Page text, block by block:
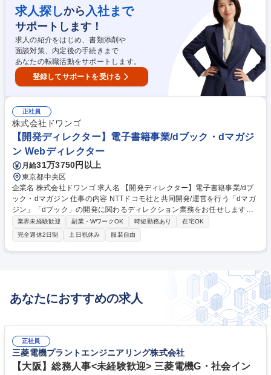
めに、仕様策定のフェーズから担当します。 スマートフォンアプリのUI・
UX、サービスグロース、各種課金ほか、サービス運営全般に関するアプ
リ開発・運用の知識など、幅広く経験できる点も魅力です。 募集職種
【スマートフォンアプリ開発エンジニア】KADOKAWAグループ/リモート
可
求人探しから 入社まで
サポートします！
求人の紹介をはじめ、書類添削や
面談対策、内定後の手続きまで
あなたの転職活動をサポートします。
登録してサポートを受ける
正社員
株式会社ドワンゴ
【開発ディレクター】電子書籍事業/dブック・dマガジ
ン Webディレクター
月給31万3750円以上
東京都中央区
企業名 株式会社ドワンゴ 求人名 【開発ディレクター】電子書籍事業/dブ
ック・dマガジン 仕事の内容 NTTドコモ社と共同開発/運営を行う「dマガ
ジン」「dブック」の開発に関わるディレクション業務をお任せします。
★サイトアプリのUIだけでなく、配信のためのシステム改修のディレクシ
ョンも行っていただきます。 ディレクターとして、課題抽出から開発進行
管理、検証まで一貫してお任せします。・課題抽出/UX検討/要求定義・開
発計画の策定／優先順位付け ・ステークホルダーを巻き込んだプロジェク
リリース前の検証・リリース後の効果測定等 上記業務の中から、ご経験や
電子書籍事業/dブック・dマガジン
業界未経験歓迎 副業・WワークOK 時短勤務あり
在宅OK
完全週休2日制
土日祝休み 服装自由
あなたにおすすめの求人
正社員
三菱電機プラントエンジニアリング株式会社
【大阪】総務人事<未経験歓迎> 三菱電機G・社会イン